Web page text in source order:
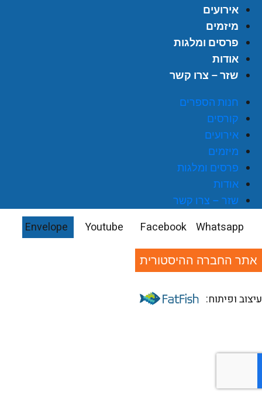
אירועים
מיזמים
פרסים ומלגות
אודות
שזר – צרו קשר
חנות הספרים
קורסים
אירועים
מיזמים
פרסים ומלגות
אודות
שזר – צרו קשר
Envelope Youtube Facebook Whatsapp
אתר החברה ההיסטורית
ופיתוח: